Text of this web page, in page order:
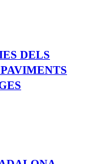
DELS